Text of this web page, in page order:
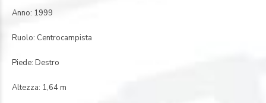
Anno: 1999
Ruolo: Centrocampista
Piede: Destro
Altezza: 1,64 m